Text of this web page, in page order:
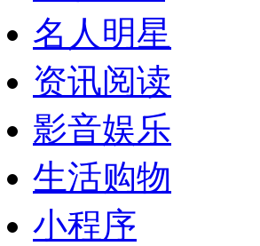
名人明星
资讯阅读
影音娱乐
生活购物
小程序